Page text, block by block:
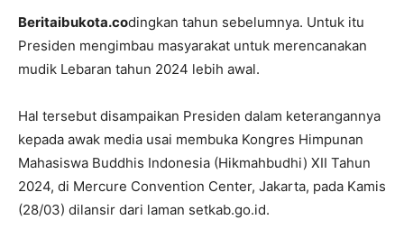
Beritaibukota.codingkan tahun sebelumnya. Untuk itu
Presiden mengimbau masyarakat untuk merencanakan
mudik Lebaran tahun 2024 lebih awal.
Hal tersebut disampaikan Presiden dalam keterangannya
kepada awak media usai membuka Kongres Himpunan
Mahasiswa Buddhis Indonesia (Hikmahbudhi) XII Tahun
2024, di Mercure Convention Center, Jakarta, pada Kamis
(28/03) dilansir dari laman setkab.go.id.